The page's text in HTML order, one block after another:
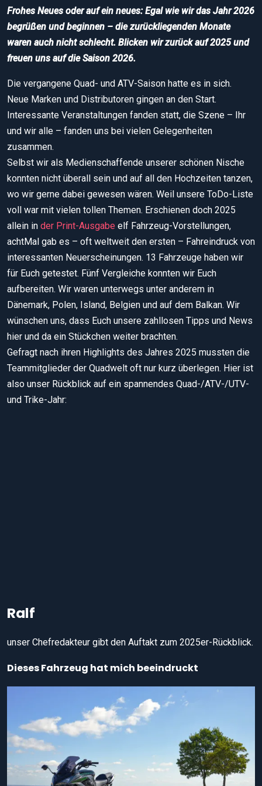
Frohes Neues oder auf ein neues: Egal wie wir das Jahr 2026
begrüßen und beginnen – die zurückliegenden Monate
waren auch nicht schlecht. Blicken wir zurück auf 2025 und
freuen uns auf die Saison 2026.
Die vergangene Quad- und ATV-Saison hatte es in sich.
Neue Marken und Distributoren gingen an den Start.
Interessante Veranstaltungen fanden statt, die Szene – Ihr
und wir alle – fanden uns bei vielen Gelegenheiten
zusammen.
Selbst wir als Medienschaffende unserer schönen Nische
konnten nicht überall sein und auf all den Hochzeiten tanzen,
wo wir gerne dabei gewesen wären. Weil unsere ToDo-Liste
voll war mit vielen tollen Themen. Erschienen doch 2025
allein in der Print-Ausgabe elf Fahrzeug-Vorstellungen,
achtMal gab es – oft weltweit den ersten – Fahreindruck von
interessanten Neuerscheinungen. 13 Fahrzeuge haben wir
für Euch getestet. Fünf Vergleiche konnten wir Euch
aufbereiten. Wir waren unterwegs unter anderem in
Dänemark, Polen, Island, Belgien und auf dem Balkan. Wir
wünschen uns, dass Euch unsere zahllosen Tipps und News
hier und da ein Stückchen weiter brachten.
Gefragt nach ihren Highlights des Jahres 2025 mussten die
Teammitglieder der Quadwelt oft nur kurz überlegen. Hier ist
also unser Rückblick auf ein spannendes Quad-/ATV-/UTV-
und Trike-Jahr:
Ralf
unser Chefredakteur gibt den Auftakt zum 2025er-Rückblick.
Dieses Fahrzeug hat mich beeindruckt